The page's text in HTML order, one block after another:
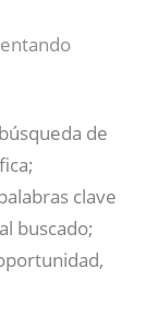
de
clave
buscado;